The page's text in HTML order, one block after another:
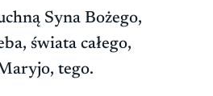
Syna Bożego,
świata całego,
tego.